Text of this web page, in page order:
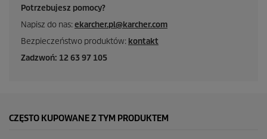
Potrzebujesz pomocy?
Napisz do nas:ekarcher.pl@karcher.com
Bezpieczeństwo produktów: kontakt
Zadzwoń: 12 63 97 105
CZĘSTO KUPOWANE Z TYM PRODUKTEM